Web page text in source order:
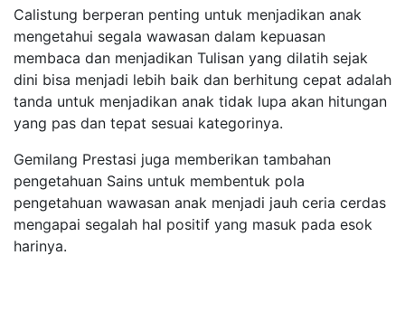
Calistung berperan penting untuk menjadikan anak
mengetahui segala wawasan dalam kepuasan
membaca dan menjadikan Tulisan yang dilatih sejak
dini bisa menjadi lebih baik dan berhitung cepat adalah
tanda untuk menjadikan anak tidak lupa akan hitungan
yang pas dan tepat sesuai kategorinya.
Gemilang Prestasi juga memberikan tambahan
pengetahuan Sains untuk membentuk pola
pengetahuan wawasan anak menjadi jauh ceria cerdas
mengapai segalah hal positif yang masuk pada esok
harinya.